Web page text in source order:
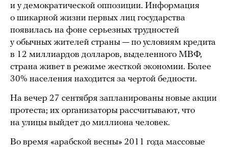
и у демократической оппозиции. Информация
о шикарной жизни первых лиц государства
появилась на фоне серьезных трудностей
у обычных жителей страны — по условиям кредита
в 12 миллиардов долларов, выделенного МВФ,
страна живет в режиме жесткой экономии. Более
30% населения находится за чертой бедности.
На вечер 27 сентября запланированы новые акции
протеста; их организаторы рассчитывают, что
на улицы выйдет до миллиона человек.
Во время «арабской весны» 2011 года массовые